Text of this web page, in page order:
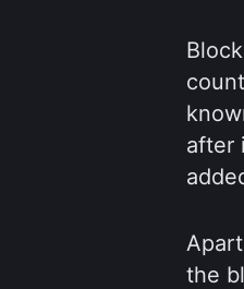
after
the